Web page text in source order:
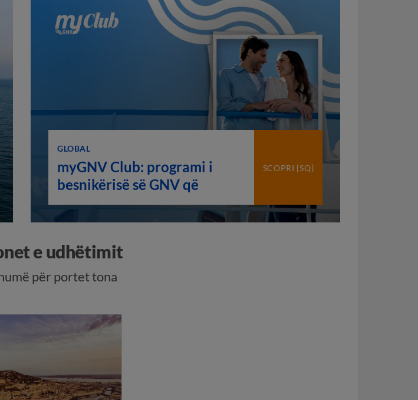
GLOBAL
myGNV Club: programi i
besnikërisë së GNV që
shpërblen udhëtimet tuaja
SCOPRI [SQ]
e udhëtimit
për portet tona